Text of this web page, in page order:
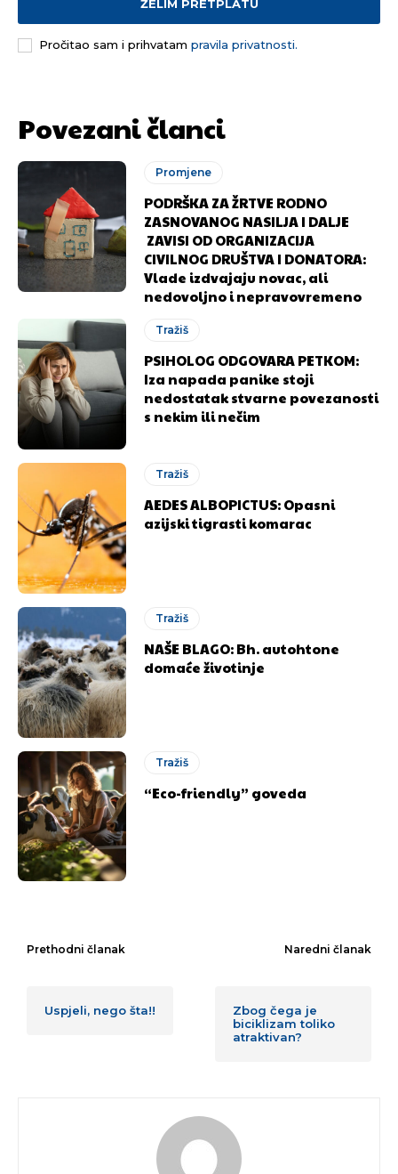
ŽELIM PRETPLATU
Pročitao sam i prihvatam pravila privatnosti.
Povezani članci
Promjene
PODRŠKA ZA ŽRTVE RODNO
ZASNOVANOG NASILJA I DALJE
ZAVISI OD ORGANIZACIJA
CIVILNOG DRUŠTVA I DONATORA:
Vlade izdvajaju novac, ali
nedovoljno i nepravovremeno
Tražiš
PSIHOLOG ODGOVARA PETKOM:
Iza napada panike stoji
nedostatak stvarne povezanosti
s nekim ili nečim
Tražiš
AEDES ALBOPICTUS: Opasni
azijski tigrasti komarac
Tražiš
NAŠE BLAGO: Bh. autohtone
domaće životinje
Tražiš
“Eco-friendly” goveda
Prethodni članak
Uspjeli, nego šta!!
Naredni članak
Zbog čega je
biciklizam toliko
atraktivan?